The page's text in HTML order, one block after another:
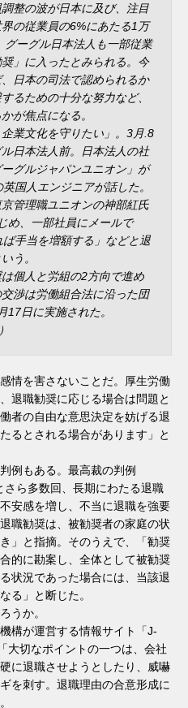
整の波が日本に及び、注目
の従業員の6%にあたる1万
ーグル日本法人も一部従業
」に入ったとみられる。今
日本の司法で認められるか
るための十分な努力など、
が焦点になる。
企業文化を守りたい」。3月.8
日本法人前。日本法人の社
グルジャパンユニオン」が
国人エンジニアが話した。
管理職ユニオンの神部紅氏
め、一部社員にメールで
ば手当を増額する」などと退
う。
個人と労組の2方向で進め
渉は労働組合法に沿った団
17日に実施された。
情を害さないことだ。厚生労働
退職勧奨に応じる場合は問題と
者の自由な意思決定を妨げる退
るとされる場合があります」と
例もある。最高裁の判例
さら多数回、長期にわたる退職
安感を増し、不当に退職を強要
職勧奨は、被勧奨者の家庭の状
」と指摘。そのうえで、「勧奨
的に勘案し、全体として被勧奨
状況であった場合には、当該退
る」と断じた。
うか。
構が運営する情報サイト「J-
大切なポイントの一つは、会社
に退職させようとしたり、威嚇
を刺す。退職理由の合意形成に